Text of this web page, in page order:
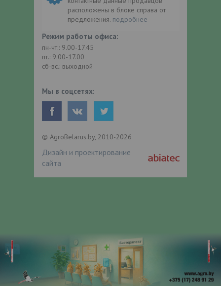
расположены в блоке справа от
предложения. подробнее
Режим работы офиса:
пн-чт.: 9.00-17.45
пт.: 9.00-17.00
сб-вс.: выходной
Мы в соцсетях:
© AgroBelarus.by, 2010-2026
Дизайн и проектирование
сайта